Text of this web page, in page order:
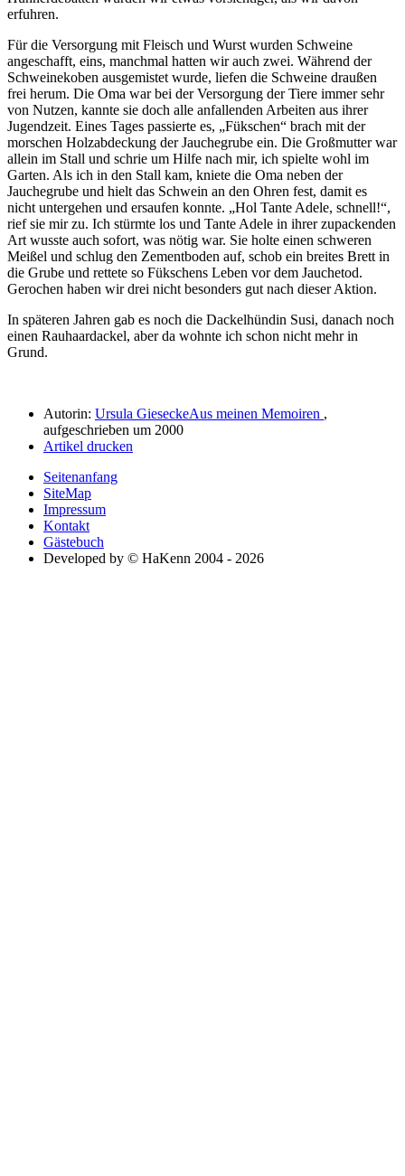
erfuhren.
Für die Versorgung mit Fleisch und Wurst wurden Schweine
angeschafft, eins, manchmal hatten wir auch zwei. Während der
Schweinekoben ausgemistet wurde, liefen die Schweine draußen
frei herum. Die Oma war bei der Versorgung der Tiere immer sehr
von Nutzen, kannte sie doch alle anfallenden Arbeiten aus ihrer
Jugendzeit. Eines Tages passierte es,
Fükschen
brach mit der
morschen Holzabdeckung der Jauchegrube ein. Die Großmutter war
allein im Stall und schrie um Hilfe nach mir, ich spielte wohl im
Garten. Als ich in den Stall kam, kniete die Oma neben der
Jauchegrube und hielt das Schwein an den Ohren fest, damit es
nicht untergehen und ersaufen konnte.
Hol Tante Adele, schnell! ,
rief sie mir zu. Ich stürmte los und Tante Adele in ihrer zupackenden
Art wusste auch sofort, was nötig war. Sie holte einen schweren
Meißel und schlug den Zementboden auf, schob ein breites Brett in
die Grube und rettete so Fükschens Leben vor dem Jauchetod.
Gerochen haben wir drei nicht besonders gut nach dieser Aktion.
In späteren Jahren gab es noch die Dackelhündin Susi, danach noch
einen Rauhaardackel, aber da wohnte ich schon nicht mehr in
Grund.
Autorin: Ursula GieseckeAus meinen Memoiren ,
aufgeschrieben um 2000
Artikel drucken
Seitenanfang
SiteMap
Impressum
Kontakt
Gästebuch
Developed by © HaKenn 2004 - 2026